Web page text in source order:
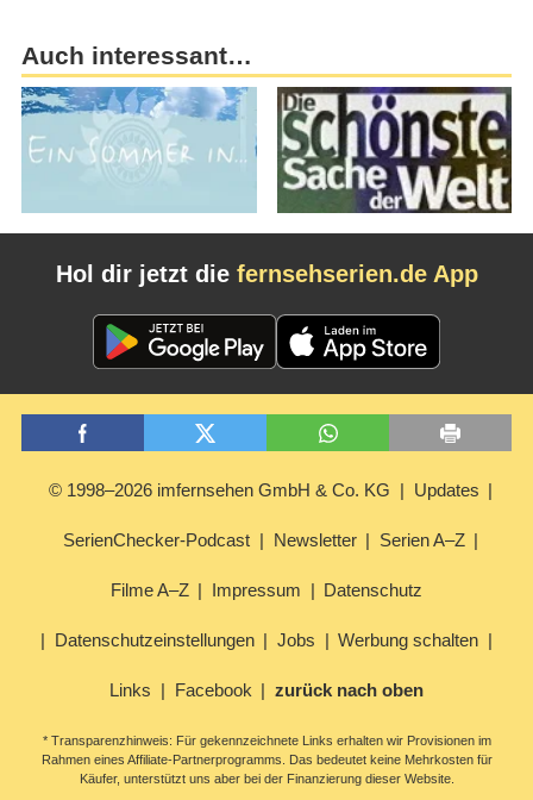
Auch interessant…
Hol dir jetzt die fernsehserien.de App
© 1998–2026 imfernsehen GmbH & Co. KG Updates
SerienChecker-Podcast Newsletter Serien A–Z
Filme A–Z Impressum Datenschutz
Datenschutzeinstellungen Jobs Werbung schalten
Links Facebook zurück nach oben
* Transparenzhinweis: Für gekennzeichnete Links erhalten wir Provisionen im
Rahmen eines Affiliate-Partnerprogramms. Das bedeutet keine Mehrkosten für
Käufer, unterstützt uns aber bei der Finanzierung dieser Website.